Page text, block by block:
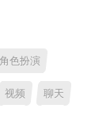
角色扮演
视频 聊天